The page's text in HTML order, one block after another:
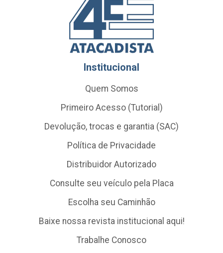
Institucional
Quem Somos
Primeiro Acesso (Tutorial)
Devolução, trocas e garantia (SAC)
Política de Privacidade
Distribuidor Autorizado
Consulte seu veículo pela Placa
Escolha seu Caminhão
Baixe nossa revista institucional aqui!
Trabalhe Conosco